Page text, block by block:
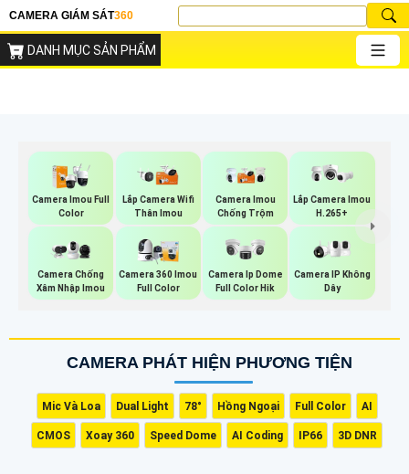
CAMERA GIÁM SÁT360
DANH MỤC SẢN PHẨM
Camera Imou Full
Color
Lắp Camera Wifi
Thân Imou
Camera Imou
Chống Trộm
Lắp Camera Imou
H.265+
Camera Chống
Xâm Nhập Imou
Camera 360 Imou
Full Color
Camera Ip Dome
Full Color Hik
Camera IP Không
Dây
CAMERA PHÁT HIỆN PHƯƠNG TIỆN
Mic Và Loa Dual Light 78° Hồng Ngoại Full Color AI
CMOS Xoay 360 Speed Dome AI Coding IP66 3D DNR